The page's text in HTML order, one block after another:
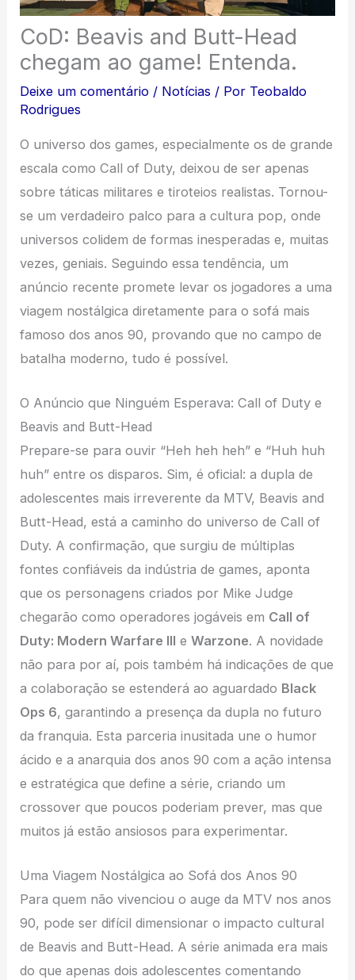
CoD: Beavis and Butt-Head
chegam ao game! Entenda.
Deixe um comentário / Notícias / Por Teobaldo
Rodrigues
O universo dos games, especialmente os de grande
escala como Call of Duty, deixou de ser apenas
sobre táticas militares e tiroteios realistas. Tornou-
se um verdadeiro palco para a cultura pop, onde
universos colidem de formas inesperadas e, muitas
vezes, geniais. Seguindo essa tendência, um
anúncio recente promete levar os jogadores a uma
viagem nostálgica diretamente para o sofá mais
famoso dos anos 90, provando que no campo de
batalha moderno, tudo é possível.
O Anúncio que Ninguém Esperava: Call of Duty e
Beavis and Butt-Head
Prepare-se para ouvir “Heh heh heh” e “Huh huh
huh” entre os disparos. Sim, é oficial: a dupla de
adolescentes mais irreverente da MTV, Beavis and
Butt-Head, está a caminho do universo de Call of
Duty. A confirmação, que surgiu de múltiplas
fontes confiáveis da indústria de games, aponta
que os personagens criados por Mike Judge
chegarão como operadores jogáveis em Call of
Duty: Modern Warfare III eWarzone. A novidade
não para por aí, pois também há indicações de que
a colaboração se estenderá ao aguardado Black
Ops 6, garantindo a presença da dupla no futuro
da franquia. Esta parceria inusitada une o humor
ácido e a anarquia dos anos 90 com a ação intensa
e estratégica que define a série, criando um
crossover que poucos poderiam prever, mas que
muitos já estão ansiosos para experimentar.
Uma Viagem Nostálgica ao Sofá dos Anos 90
Para quem não vivenciou o auge da MTV nos anos
90, pode ser difícil dimensionar o impacto cultural
de Beavis and Butt-Head. A série animada era mais
do que apenas dois adolescentes comentando